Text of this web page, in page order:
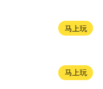
马上玩
马上玩